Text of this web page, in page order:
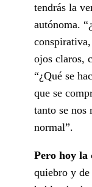
tendrás la
autónoma.
ojos claros,
“¿Qué se
que se
tanto se nos
normal”.
Pero hoy la
quiebro y de